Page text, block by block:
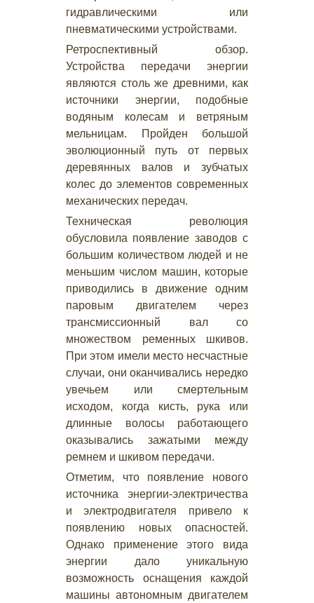
гидравлическими или
пневматическими устройствами.
Ретроспективный обзор.
Устройства передачи энергии
являются столь же древними, как
источники энергии, подобные
водяным колесам и ветряным
мельницам. Пройден большой
эволюционный путь от первых
деревянных валов и зубчатых
колес до элементов современных
механических передач.
Техническая революция
обусловила появление заводов с
большим количеством людей и не
меньшим числом машин, которые
приводились в движение одним
паровым двигателем через
трансмиссионный вал со
множеством ременных шкивов.
При этом имели место несчастные
случаи, они оканчивались нередко
увечьем или смертельным
исходом, когда кисть, рука или
длинные волосы работающего
оказывались зажатыми между
ремнем и шкивом передачи.
Отметим, что появление нового
источника энергии-электричества
и электродвигателя привело к
появлению новых опасностей.
Однако применение этого вида
энергии дало уникальную
возможность оснащения каждой
машины автономным двигателем